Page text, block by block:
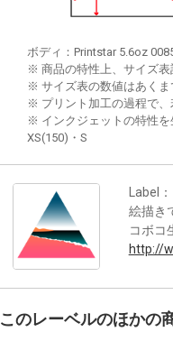
ボディ：Printstar 5.6oz
※ 商品の特性上、サイズ表
※ サイズ表の数値はあくま
※ プリント加工の過程で、
※ インクジェットの特性を
XS(150)・S
Label：
絵描き
コボコ
http://
このレーベルのほかの